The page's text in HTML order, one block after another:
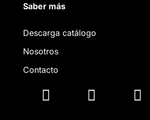
Saber más
Descarga catálogo
Nosotros
Contacto
  